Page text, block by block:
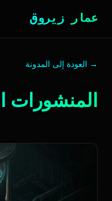
عمار زيروق
→ العودة إلى المدونة
المنشورات